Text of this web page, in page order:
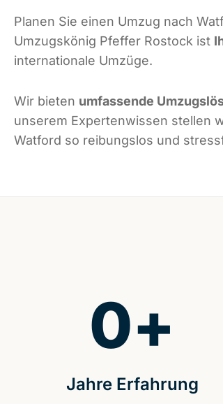
Planen Sie einen Umzug nach
Umzugskönig Pfeffer Rostock ist
internationale Umzüge.
Wir bieten umfassende
unserem Expertenwissen stellen
Watford so reibungslos und
Jahre Erfahrung
0+